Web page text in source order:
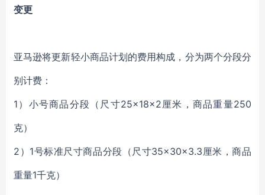
变更
亚马逊将更新轻小商品计划的费用构成，分为两个分段分
别计费 ：
1） 小号商品分段（尺寸25×18×2厘米，商品重量250
克）
2） 1号标准尺寸商品分段（尺寸35×30×3.3厘米，商品
重量1千克）